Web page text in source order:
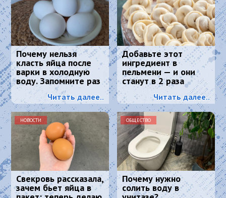
Почему нельзя
класть яйца после
варки в холодную
воду. Запомните раз
и навсегда
Читать далее..
Добавьте этот
ингредиент в
пельмени — и они
станут в 2 раза
сочнее и вкуснее:
понравится всем
Читать далее..
НОВОСТИ
Свекровь рассказала,
зачем бьет яйца в
ОБЩЕСТВО
Почему нужно
солить воду в